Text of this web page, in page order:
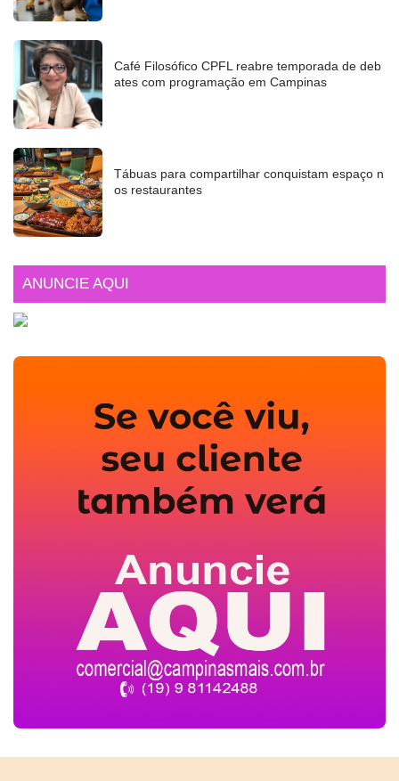
Café Filosófico CPFL reabre temporada de deb
ates com programação em Campinas
Tábuas para compartilhar conquistam espaço n
os restaurantes
ANUNCIE AQUI